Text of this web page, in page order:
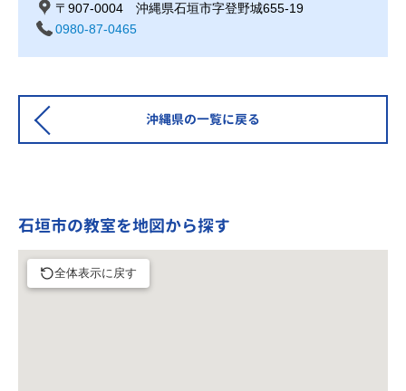
〒907-0004 沖縄県石垣市字登野城655-19
0980-87-0465
沖縄県の一覧に戻る
石垣市の教室を地図から探す
全体表示に戻す